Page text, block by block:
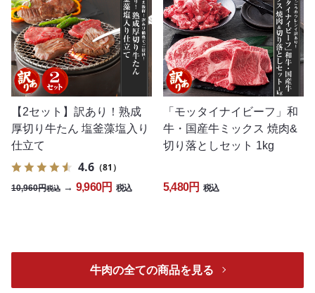
【2セット】訳あり！熟成
厚切り牛たん 塩釜藻塩入り
仕立て
4.6 （81）
10,960円税込 → 9,960円 税込
「モッタイナイビーフ」和
牛・国産牛ミックス 焼肉&
切り落としセット 1kg
5,480円 税込
牛肉の全ての商品を見る